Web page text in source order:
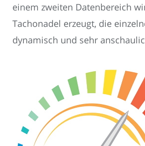
einem zweiten Datenbereich
Tachonadel erzeugt, die
dynamisch und sehr